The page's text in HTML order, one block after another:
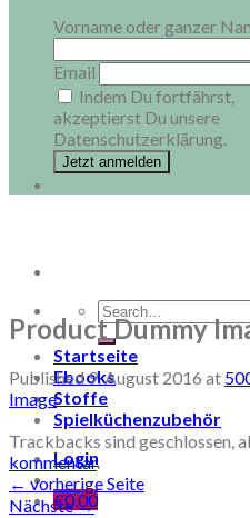
Vorname oder ganzer
Email
Indem Du fortfährst,
akzeptierst Du unsere
Datenschutzerklärung.
Search
for:
Startseite
Ebooks
Stoffe
Spielküchenzubehör
Login
€0,00
Product Dummy
Published9. August 2016 at
Image
Trackbacks sind geschlossen,
kommentar.
← vorherige Seite
Nächste→